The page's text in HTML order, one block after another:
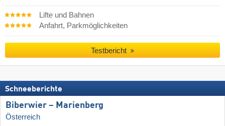
Lifte und Bahnen
Anfahrt, Parkmöglichkeiten
Testbericht
Schneeberichte
Biberwier – Marienberg
Österreich